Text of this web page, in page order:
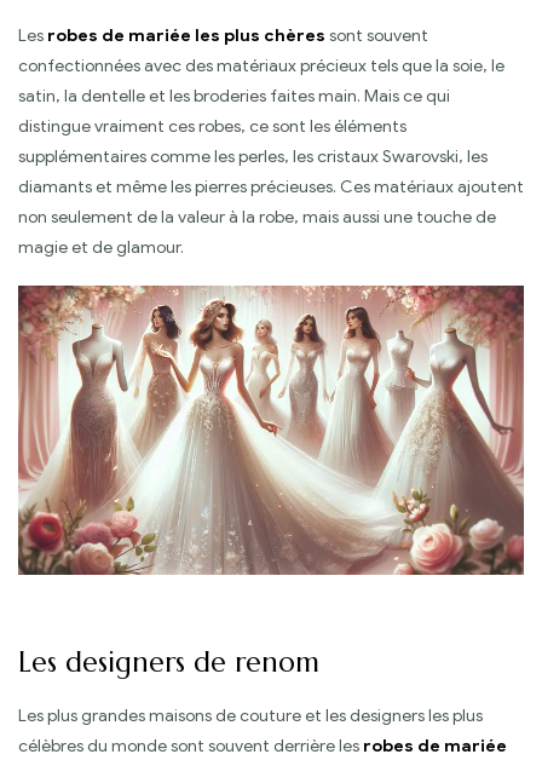
Les robes de mariée les plus chères sont souvent
confectionnées avec des matériaux précieux tels que la soie, le
satin, la dentelle et les broderies faites main. Mais ce qui
distingue vraiment ces robes, ce sont les éléments
supplémentaires comme les perles, les cristaux Swarovski, les
diamants et même les pierres précieuses. Ces matériaux ajoutent
non seulement de la valeur à la robe, mais aussi une touche de
magie et de glamour.
Les designers de renom
Les plus grandes maisons de couture et les designers les plus
célèbres du monde sont souvent derrière les robes de mariée